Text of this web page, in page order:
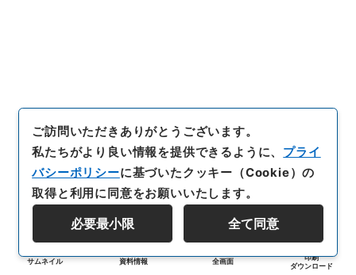
サムネイル 資料情報 全画面
印刷
ダウンロード
ご訪問いただきありがとうございます。
私たちがより良い情報を提供できるように、 プライ
バシーポリシーに基づいたクッキー（Cookie）の
取得と利用に同意をお願いいたします。
必要最小限 全て同意